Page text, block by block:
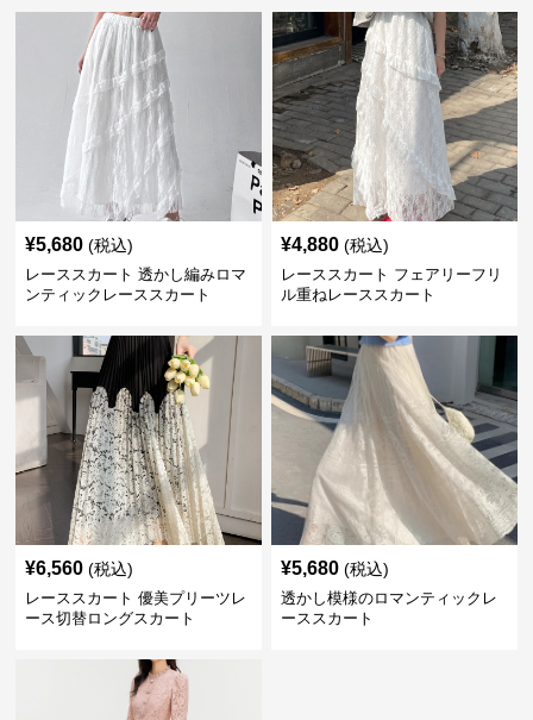
¥5,680 (税込)
レーススカート 透かし編みロマ
ンティックレーススカート
¥4,880 (税込)
レーススカート フェアリーフリ
ル重ねレーススカート
¥6,560 (税込)
レーススカート 優美プリーツレ
ース切替ロングスカート
¥5,680 (税込)
透かし模様のロマンティックレ
ーススカート